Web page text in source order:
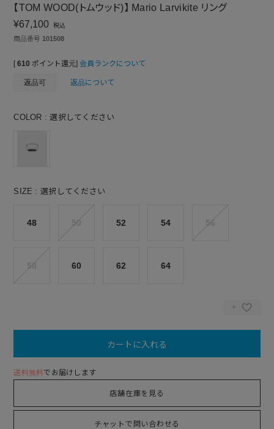
【TOM WOOD(トムウッド)】 Mario Larvikite リング
¥67,100 税込
商品番号 101508
[ 610 ポイント還元] 会員ランクについて
返品可 返品について
COLOR 選択してください
SIZE 選択してください
48 52 54
60 62 64
カートに入れる
送料無料でお届けします
店舗在庫を見る
チャットで問い合わせる